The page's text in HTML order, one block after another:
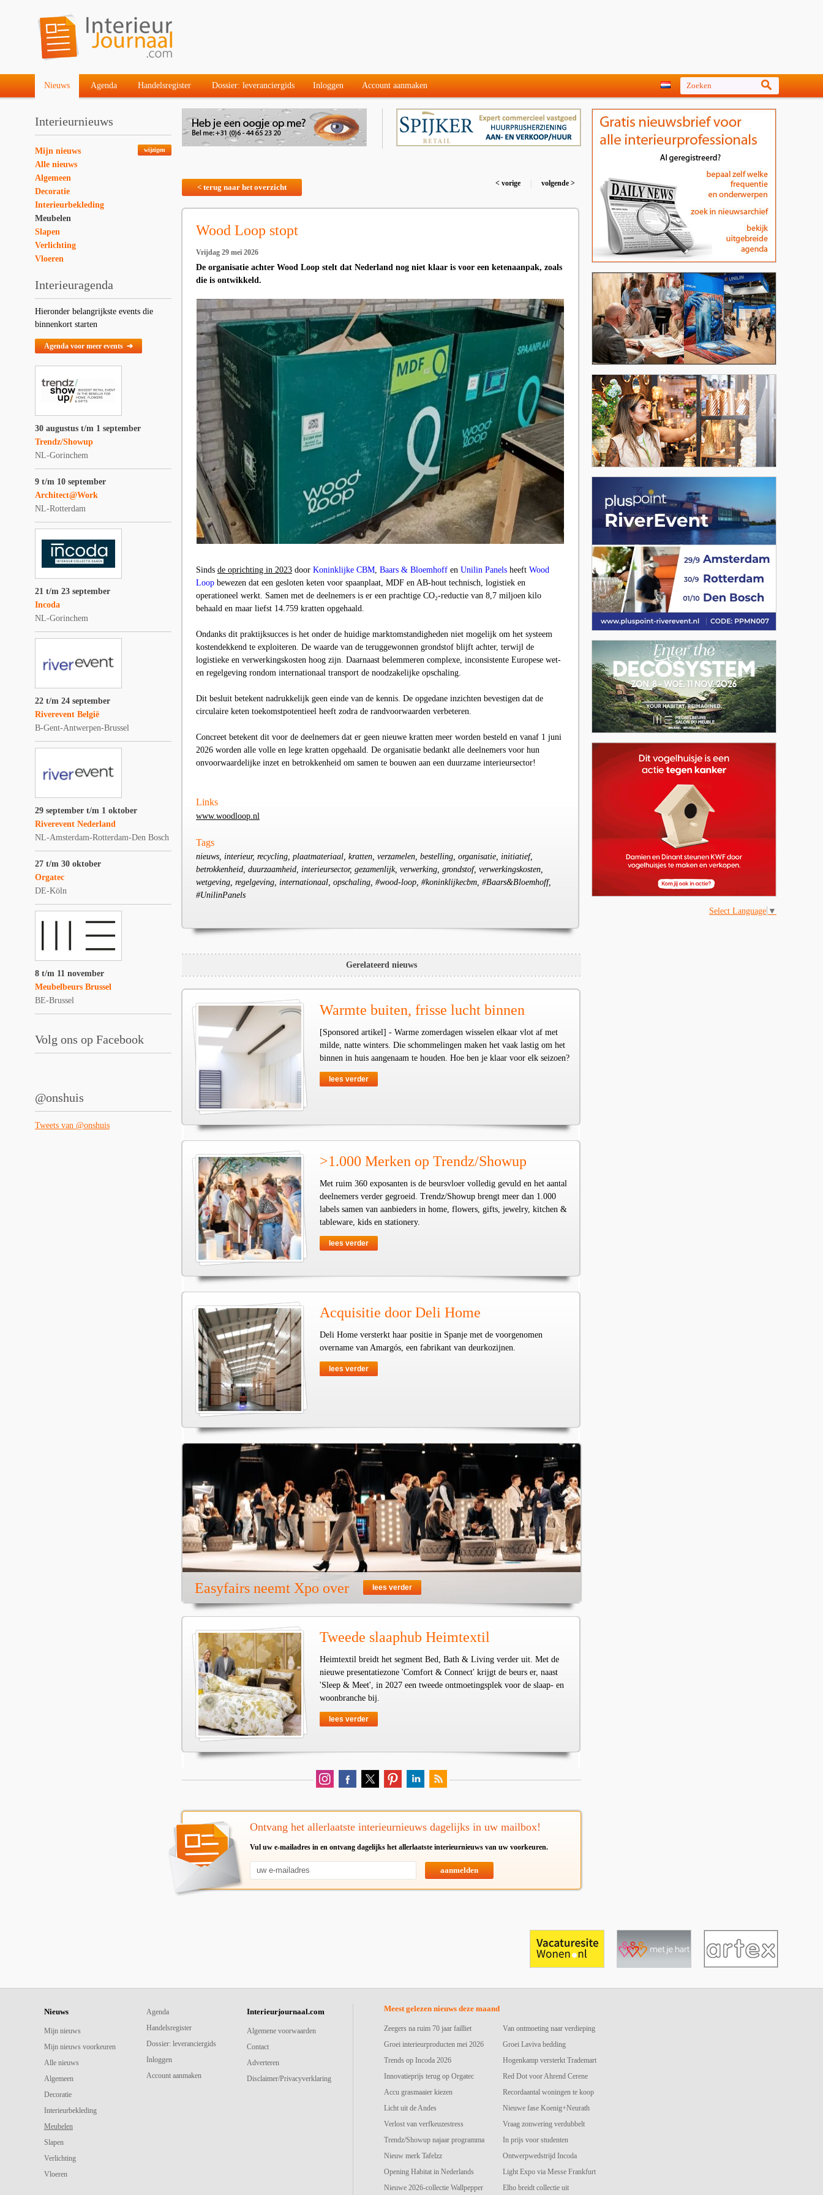
Nieuws Agenda Handelsregister Dossier: leveranciergids Inloggen Account aanmaken
Interieurnieuws
wijzigen
Mijn nieuws
Alle nieuws
Algemeen
Decoratie
Interieurbekleding
Meubelen
Slapen
Verlichting
Vloeren
Interieuragenda
Hieronder belangrijkste events die
binnenkort starten
Agenda voor meer events ➔
30 augustus t/m 1 september
Trendz/Showup
NL-Gorinchem
9 t/m 10 september
Architect@Work
NL-Rotterdam
21 t/m 23 september
Incoda
NL-Gorinchem
22 t/m 24 september
Riverevent België
B-Gent-Antwerpen-Brussel
29 september t/m 1 oktober
Riverevent Nederland
NL-Amsterdam-Rotterdam-Den Bosch
27 t/m 30 oktober
Orgatec
DE-Köln
8 t/m 11 november
Meubelbeurs Brussel
BE-Brussel
Volg ons op Facebook
@onshuis
Tweets van @onshuis
< terug naar het overzicht < vorige volgende >
Wood Loop stopt
Vrijdag 29 mei 2026
De organisatie achter Wood Loop stelt dat Nederland nog niet klaar is voor een ketenaanpak, zoals
die is ontwikkeld.
Sinds de oprichting in 2023 door Koninklijke CBM, Baars & Bloemhoff en Unilin Panels heeft Wood
Loop bewezen dat een gesloten keten voor spaanplaat, MDF en AB-hout technisch, logistiek en
operationeel werkt. Samen met de deelnemers is er een prachtige CO₂-reductie van 8,7 miljoen kilo
behaald en maar liefst 14.759 kratten opgehaald.
Ondanks dit praktijksucces is het onder de huidige marktomstandigheden niet mogelijk om het systeem
kostendekkend te exploiteren. De waarde van de teruggewonnen grondstof blijft achter, terwijl de
logistieke en verwerkingskosten hoog zijn. Daarnaast belemmeren complexe, inconsistente Europese wet-
en regelgeving rondom internationaal transport de noodzakelijke opschaling.
Dit besluit betekent nadrukkelijk geen einde van de kennis. De opgedane inzichten bevestigen dat de
circulaire keten toekomstpotentieel heeft zodra de randvoorwaarden verbeteren.
Concreet betekent dit voor de deelnemers dat er geen nieuwe kratten meer worden besteld en vanaf 1 juni
2026 worden alle volle en lege kratten opgehaald. De organisatie bedankt alle deelnemers voor hun
onvoorwaardelijke inzet en betrokkenheid om samen te bouwen aan een duurzame interieursector!
Links
www.woodloop.nl
Tags
nieuws, interieur, recycling, plaatmateriaal, kratten, verzamelen, bestelling, organisatie, initiatief,
betrokkenheid, duurzaamheid, interieursector, gezamenlijk, verwerking, grondstof, verwerkingskosten,
wetgeving, regelgeving, internationaal, opschaling, #wood-loop, #koninklijkecbm, #Baars&Bloemhoff,
#UnilinPanels
Gerelateerd nieuws
Warmte buiten, frisse lucht binnen
[Sponsored artikel] - Warme zomerdagen wisselen elkaar vlot af met
milde, natte winters. Die schommelingen maken het vaak lastig om het
binnen in huis aangenaam te houden. Hoe ben je klaar voor elk seizoen?
lees verder
>1.000 Merken op Trendz/Showup
Met ruim 360 exposanten is de beursvloer volledig gevuld en het aantal
deelnemers verder gegroeid. Trendz/Showup brengt meer dan 1.000
labels samen van aanbieders in home, flowers, gifts, jewelry, kitchen &
tableware, kids en stationery.
lees verder
Acquisitie door Deli Home
Deli Home versterkt haar positie in Spanje met de voorgenomen
overname van Amargós, een fabrikant van deurkozijnen.
lees verder
Easyfairs neemt Xpo over lees verder
Tweede slaaphub Heimtextil
Heimtextil breidt het segment Bed, Bath & Living verder uit. Met de
nieuwe presentatiezone 'Comfort & Connect' krijgt de beurs er, naast
'Sleep & Meet', in 2027 een tweede ontmoetingsplek voor de slaap- en
woonbranche bij.
lees verder
Ontvang het allerlaatste interieurnieuws dagelijks in uw mailbox!
Vul uw e-mailadres in en ontvang dagelijks het allerlaatste interieurnieuws van uw voorkeuren.
aanmelden
Select Language ▼
Nieuws
Mijn nieuws
Mijn nieuws voorkeuren
Alle nieuws
Algemeen
Decoratie
Interieurbekleding
Meubelen
Slapen
Verlichting
Vloeren
Agenda
Handelsregister
Dossier: leveranciergids
Inloggen
Account aanmaken
Interieurjournaal.com
Algemene voorwaarden
Contact
Adverteren
Disclaimer/Privacyverklaring
Meest gelezen nieuws deze maand
Zeegers na ruim 70 jaar failliet
Groei interieurproducten mei 2026
Trends op Incoda 2026
Innovatieprijs terug op Orgatec
Accu grasmaaier kiezen
Licht uit de Andes
Verlost van verfkeuzestress
Trendz/Showup najaar programma
Nieuw merk Tafelzz
Opening Habitat in Nederlands
Nieuwe 2026-collectie Wallpepper
Van ontmoeting naar verdieping
Groei Laviva bedding
Hogenkamp versterkt Trademart
Red Dot voor Ahrend Cerene
Recordaantal woningen te koop
Nieuwe fase Koenig+Neurath
Vraag zonwering verdubbelt
In prijs voor studenten
Ontwerpwedstrijd Incoda
Light Expo via Messe Frankfurt
Elho breidt collectie uit